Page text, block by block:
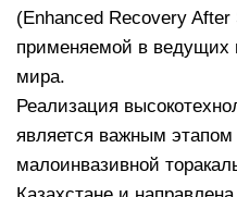
(Enhanced Recovery
применяемой в ведущих
мира.
Реализация
является важным этапом
малоинвазивной